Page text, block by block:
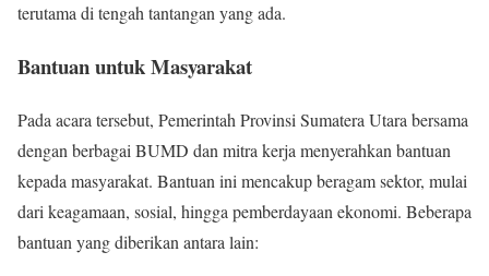
terutama di tengah tantangan yang ada.
Bantuan untuk Masyarakat
Pada acara tersebut, Pemerintah Provinsi Sumatera Utara bersama
dengan berbagai BUMD dan mitra kerja menyerahkan bantuan
kepada masyarakat. Bantuan ini mencakup beragam sektor, mulai
dari keagamaan, sosial, hingga pemberdayaan ekonomi. Beberapa
bantuan yang diberikan antara lain: